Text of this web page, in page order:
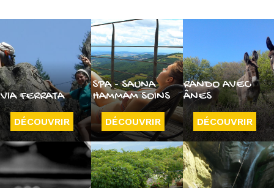
VIA FERRATA
DÉCOUVRIR
SPA - SAUNA
HAMMAM SOINS
DÉCOUVRIR
RANDO AVEC
ÂNES
DÉCOUVRIR